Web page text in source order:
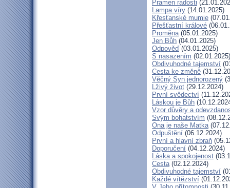
Pramen radosti
Lampa víry (14.01.2025)
Křesťanské mumie
Přešťastní králové
Proměna(05.01.2025)
Jen Bůh (04.01.2025)
Odpověď (03.01.2025)
S nasazením (02.01.2025)
Obdivuhodné tajemství
Cesta ke změně
Věčný Syn jednorozený
Lživý život (29.12.2024)
První svědectví
Láskou je Bůh
Vzor důvěry a
Svým bohatstvím
Ona je naše Matka
Odpuštění (06.12.2024)
První a hlavní zbraň
Doporučení (04.12.2024)
Láska a spokojenost
Cesta(02.12.2024)
Obdivuhodné tajemství
Každé vítězství